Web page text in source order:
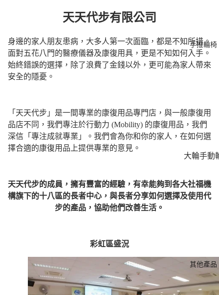
手推輪椅
大輪手動
適穩定之
小輪手動
11kg
經濟入門
椅 - 實惠
其他產品
天天代步有限公司
身邊的家人朋友患病，大多人第一次面臨，都是不知所措。
面對五花八門的醫療儀器及康復用具，更是不知如何入手。
始終錯誤的選擇，除了浪費了金錢以外，更可能為家人帶來
安全的隱憂。
「天天代步」是一間專業的康復用品專門店，與一般康復用
品店不同，我們專注於行動力 (Mobility) 的康復用品，我們
深信「專注成就專業」。我們會為你和你的家人，在如何選
擇合適的康復用品上提供專業的意見。
天天代步的成員，擁有豐富的經驗，有幸能夠到各大社福機
構旗下的十八區的長者中心，與長者分享如何選擇及使用代
步的產品，協助他們改善生活。
彩虹區盛況